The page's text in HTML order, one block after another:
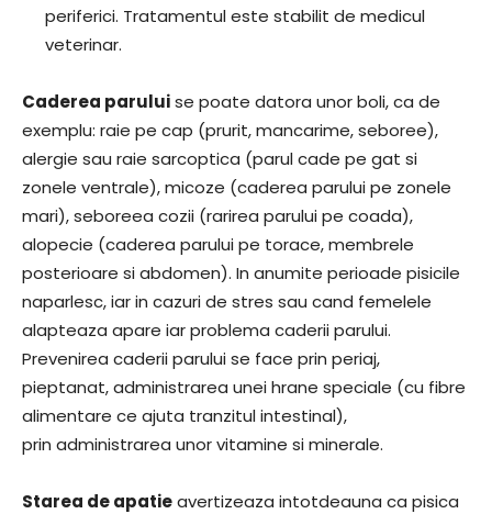
periferici. Tratamentul este stabilit de medicul
veterinar.
Caderea paruluise poate datora unor boli, ca de
exemplu: raie pe cap (prurit, mancarime, seboree),
alergie sau raie sarcoptica (parul cade pe gat si
zonele ventrale), micoze (caderea parului pe zonele
mari), seboreea cozii (rarirea parului pe coada),
alopecie (caderea parului pe torace, membrele
posterioare si abdomen). In anumite perioade pisicile
naparlesc, iar in cazuri de stres sau cand femelele
alapteaza apare iar problema caderii parului.
Prevenirea caderii parului se face prin periaj,
pieptanat, administrarea unei hrane speciale (cu fibre
alimentare ce ajuta tranzitul intestinal),
prin administrarea unor vitamine si minerale.
Starea de apatieavertizeaza intotdeauna ca pisica